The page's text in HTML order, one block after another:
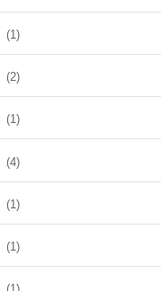
(1)
(2)
(1)
(4)
(1)
(1)